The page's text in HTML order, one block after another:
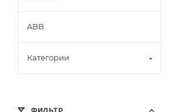
ABB
Категории